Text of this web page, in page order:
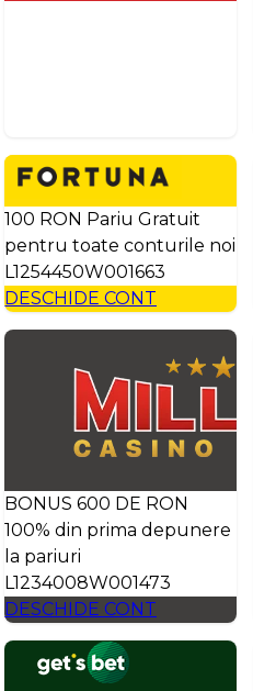
100 RON Pariu Gratuit
pentru toate conturile noi
L1254450W001663
DESCHIDE CONT
BONUS 600 DE RON
100% din prima depunere
la pariuri
L1234008W001473
DESCHIDE CONT